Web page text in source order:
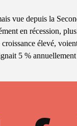
vue depuis la
en récession,
élevé,
5 %